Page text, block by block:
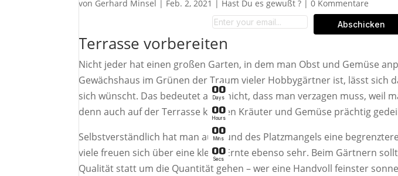
von Gerhard Minsel | Feb. 2, 2021 | Hast Du es gewußt ? |0 Kommentare
Terrasse vorbereiten
Nicht jeder hat einen großen Garten, in dem man Obst und Gemüse
Gewächshaus im Grünen der Traum vieler Hobbygärtner ist, lässt sich
sich wünscht. Das bedeutet aber nicht, dass man verzagen muss, weil
denn auch auf der Terrasse können Kräuter und Gemüse prächtig
Selbstverständlich hat man aufgrund des Platzmangels eine
viele freuen sich über eine kleine Ernte ebenso sehr. Beim Gärtnern
Qualität statt um die Quantität gehen – wer eine Handvoll feinster
00
Days
00
Hours
00
Mins
00
Secs
Abschicken